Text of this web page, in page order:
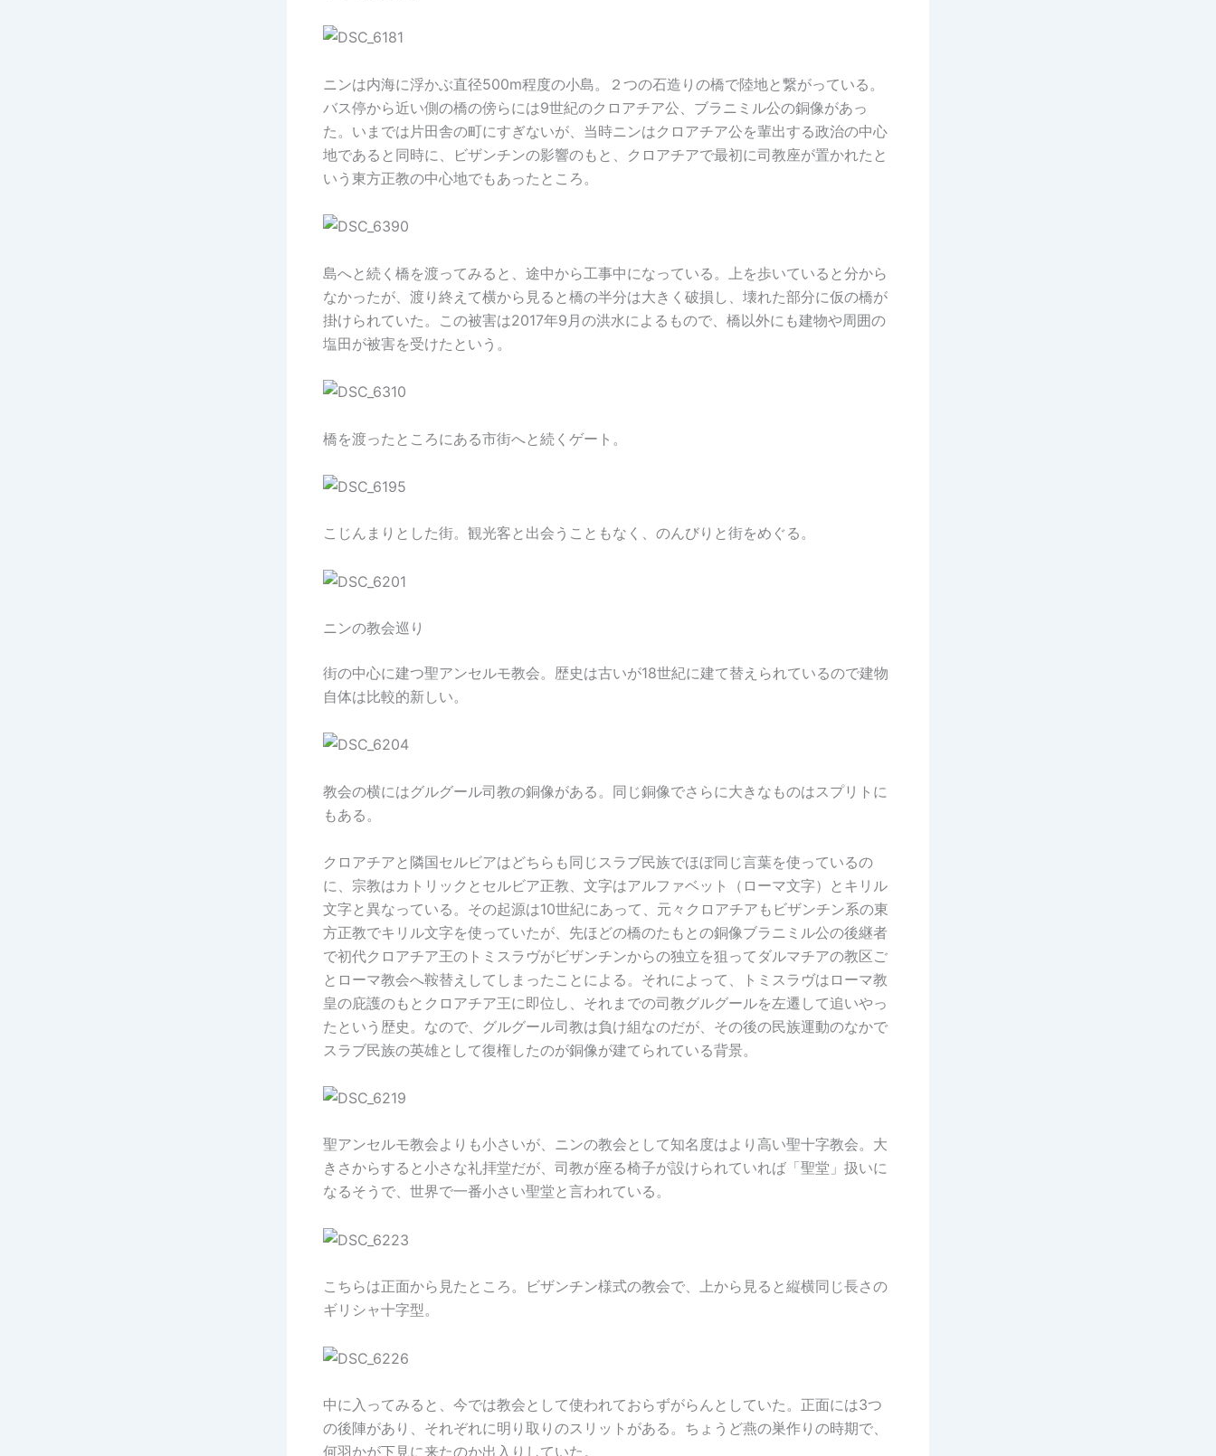
ニンは内海に浮かぶ直径500m程度の小島。２つの石造りの橋で陸地と繋がっている。
バス停から近い側の橋の傍らには9世紀のクロアチア公、ブラニミル公の銅像があっ
た。いまでは片田舎の町にすぎないが、当時ニンはクロアチア公を輩出する政治の中心
地であると同時に、ビザンチンの影響のもと、クロアチアで最初に司教座が置かれたと
いう東方正教の中心地でもあったところ。
島へと続く橋を渡ってみると、途中から工事中になっている。上を歩いていると分から
なかったが、渡り終えて横から見ると橋の半分は大きく破損し、壊れた部分に仮の橋が
掛けられていた。この被害は2017年9月の洪水によるもので、橋以外にも建物や周囲の
塩田が被害を受けたという。
橋を渡ったところにある市街へと続くゲート。
こじんまりとした街。観光客と出会うこともなく、のんびりと街をめぐる。
ニンの教会巡り
街の中心に建つ聖アンセルモ教会。歴史は古いが18世紀に建て替えられているので建物
自体は比較的新しい。
教会の横にはグルグール司教の銅像がある。同じ銅像でさらに大きなものはスプリトに
もある。
クロアチアと隣国セルビアはどちらも同じスラブ民族でほぼ同じ言葉を使っているの
に、宗教はカトリックとセルビア正教、文字はアルファベット（ローマ文字）とキリル
文字と異なっている。その起源は10世紀にあって、元々クロアチアもビザンチン系の東
方正教でキリル文字を使っていたが、先ほどの橋のたもとの銅像ブラニミル公の後継者
で初代クロアチア王のトミスラヴがビザンチンからの独立を狙ってダルマチアの教区ご
とローマ教会へ鞍替えしてしまったことによる。それによって、トミスラヴはローマ教
皇の庇護のもとクロアチア王に即位し、それまでの司教グルグールを左遷して追いやっ
たという歴史。なので、グルグール司教は負け組なのだが、その後の民族運動のなかで
スラブ民族の英雄として復権したのが銅像が建てられている背景。
聖アンセルモ教会よりも小さいが、ニンの教会として知名度はより高い聖十字教会。大
きさからすると小さな礼拝堂だが、司教が座る椅子が設けられていれば「聖堂」扱いに
なるそうで、世界で一番小さい聖堂と言われている。
こちらは正面から見たところ。ビザンチン様式の教会で、上から見ると縦横同じ長さの
ギリシャ十字型。
中に入ってみると、今では教会として使われておらずがらんとしていた。正面には3つ
の後陣があり、それぞれに明り取りのスリットがある。ちょうど燕の巣作りの時期で、
何羽かが下見に来たのか出入りしていた。